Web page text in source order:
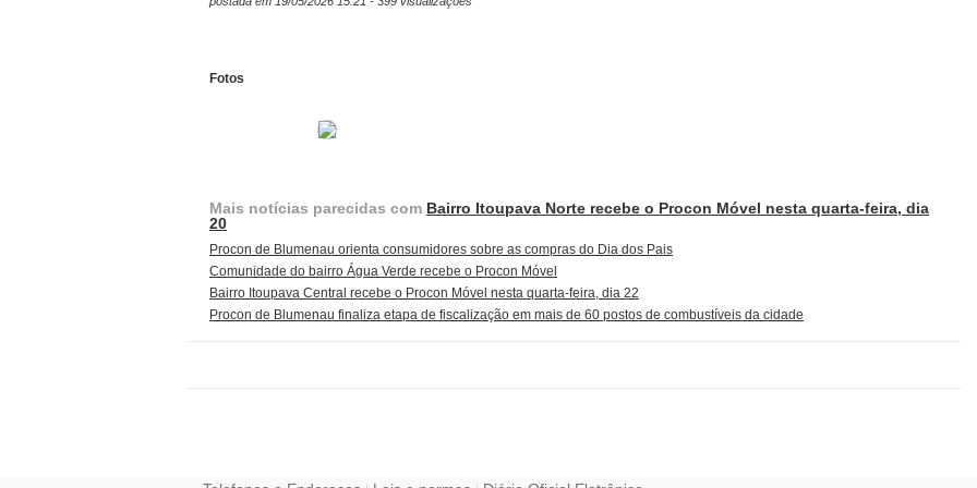
Fotos
Mais notícias parecidas com Bairro Itoupava Norte recebe o Procon Móvel nesta quarta-feira, dia
20
Procon de Blumenau orienta consumidores sobre as compras do Dia dos Pais
Comunidade do bairro Água Verde recebe o Procon Móvel
Bairro Itoupava Central recebe o Procon Móvel nesta quarta-feira, dia 22
Procon de Blumenau finaliza etapa de fiscalização em mais de 60 postos de combustíveis da cidade